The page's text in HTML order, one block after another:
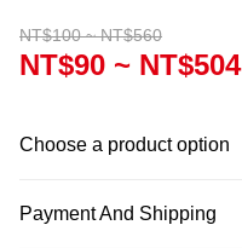
NT$100 ~ NT$560
NT$90 ~ NT$504
Choose a product option
Payment And Shipping